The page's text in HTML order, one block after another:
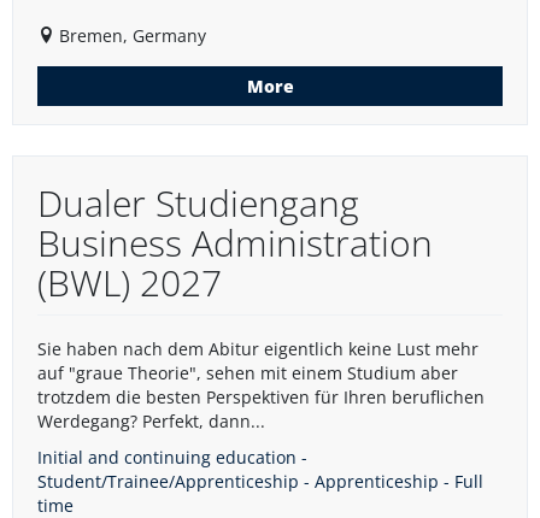
Bremen, Germany
More
Dualer Studiengang
Business Administration
(BWL) 2027
Sie haben nach dem Abitur eigentlich keine Lust mehr
auf "graue Theorie", sehen mit einem Studium aber
trotzdem die besten Perspektiven für Ihren beruflichen
Werdegang? Perfekt, dann...
Initial and continuing education -
Student/Trainee/Apprenticeship - Apprenticeship - Full
time